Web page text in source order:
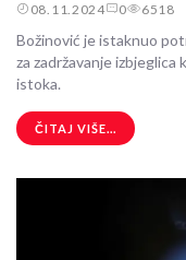
08.11.2024 0 6518
Božinović je istaknuo
za zadržavanje
istoka.
ČITAJ VIŠE...